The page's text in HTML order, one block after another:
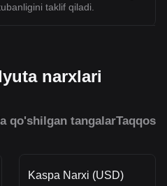
taklif qiladi.
narxlari
qo'shilgan tangalar
Kaspa Narxi (USD)